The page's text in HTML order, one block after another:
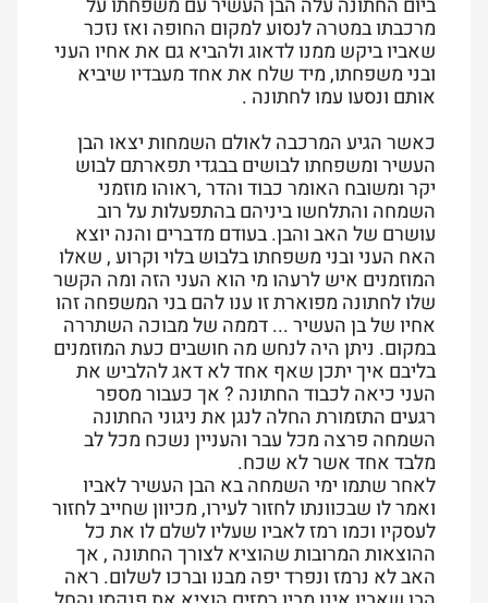
ביום החתונה עלה הבן העשיר עם משפחתו על
מרכבתו במטרה לנסוע למקום החופה ואז נזכר
שאביו ביקש ממנו לדאוג ולהביא גם את אחיו העני
ובני משפחתו, מיד שלח את אחד מעבדיו שיביא
אותם ונסעו עמו לחתונה .
כאשר הגיע המרכבה לאולם השמחות יצאו הבן
העשיר ומשפחתו לבושים בבגדי תפארתם לבוש
יקר ומשובח האומר כבוד והדר ,ראוהו מוזמני
השמחה והתלחשו ביניהם בהתפעלות על רוב
עושרם של האב והבן. בעודם מדברים והנה יוצא
האח העני ובני משפחתו בלבוש בלוי וקרוע , שאלו
המוזמנים איש לרעהו מי הוא העני הזה ומה הקשר
שלו לחתונה מפוארת זו ענו להם בני המשפחה זהו
אחיו של בן העשיר ... דממה של מבוכה השתררה
במקום. ניתן היה לנחש מה חושבים כעת המוזמנים
בליבם איך יתכן שאף אחד לא דאג להלביש את
העני כיאה לכבוד החתונה ? אך כעבור מספר
רגעים התזמורת החלה לנגן את ניגוני החתונה
השמחה פרצה מכל עבר והעניין נשכח מכל לב
מלבד אחד אשר לא שכח.
לאחר שתמו ימי השמחה בא הבן העשיר לאביו
ואמר לו שבכוונתו לחזור לעירו, מכיוון שחייב לחזור
לעסקיו וכמו רמז לאביו שעליו לשלם לו את כל
ההוצאות המרובות שהוציא לצורך החתונה , אך
האב לא נרמז ונפרד יפה מבנו וברכו לשלום. ראה